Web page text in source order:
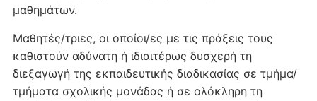
μαθημάτων.
Μαθητές/τριες, οι οποίοι/ες με τις πράξεις τους
καθιστούν αδύνατη ή ιδιαιτέρως δυσχερή τη
διεξαγωγή της εκπαιδευτικής διαδικασίας σε τμήμα/
τμήματα σχολικής μονάδας ή σε ολόκληρη τη